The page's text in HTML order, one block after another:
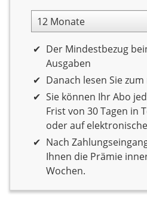
12 Monate Laufzeit
Der Mindestbezug
Ausgaben
Danach lesen Sie
Sie können Ihr Abo
Frist von 30 Tagen in
oder auf
Nach
Ihnen die Prämie
Wochen.